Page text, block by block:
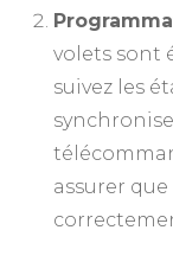
volets sont
suivez les
assurer